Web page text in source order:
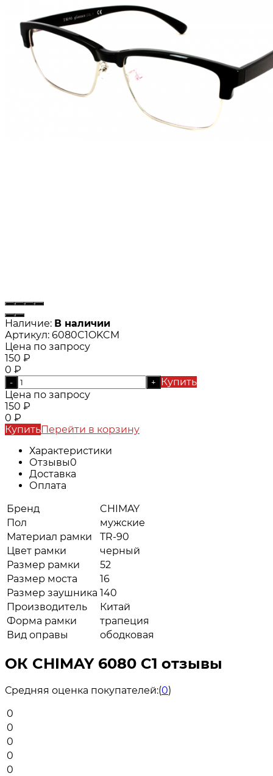
Наличие: В наличии
Артикул: 6080C1OKCM
Цена по запросу
150 ₽
0 ₽
- +
Купить
Цена по запросу
150 ₽
0 ₽
КупитьПерейти в корзину
Характеристики
Отзывы0
Доставка
Оплата
Бренд
CHIMAY
Пол
мужские
Материал рамки
TR-90
Цвет рамки
черный
Размер рамки
52
Размер моста
16
Размер заушника 140
Производитель
Китай
Форма рамки
трапеция
Вид оправы
ободковая
ОК CHIMAY 6080 C1 отзывы
Средняя оценка покупателей:(0)
0
0
0
0
0